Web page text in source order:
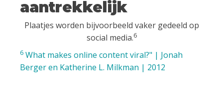
aantrekkelijk
Plaatjes worden bijvoorbeeld vaker gedeeld op
social media.6
6 What makes online content viral?" | Jonah
Berger en Katherine L. Milkman | 2012